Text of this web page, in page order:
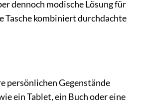
dennoch modische Lösung für
Tasche kombiniert durchdachte
persönlichen Gegenstände
ein Tablet, ein Buch oder eine